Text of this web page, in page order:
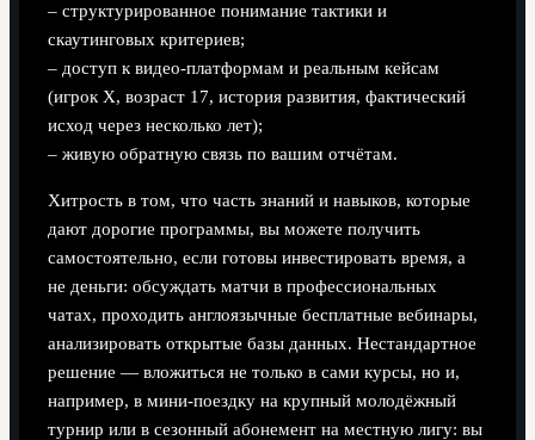
– структурированное понимание тактики и
скаутинговых критериев;
– доступ к видео‑платформам и реальным кейсам
(игрок X, возраст 17, история развития, фактический
исход через несколько лет);
– живую обратную связь по вашим отчётам.
Хитрость в том, что часть знаний и навыков, которые
дают дорогие программы, вы можете получить
самостоятельно, если готовы инвестировать время, а
не деньги: обсуждать матчи в профессиональных
чатах, проходить англоязычные бесплатные вебинары,
анализировать открытые базы данных. Нестандартное
решение — вложиться не только в сами курсы, но и,
например, в мини‑поездку на крупный молодёжный
турнир или в сезонный абонемент на местную лигу: вы